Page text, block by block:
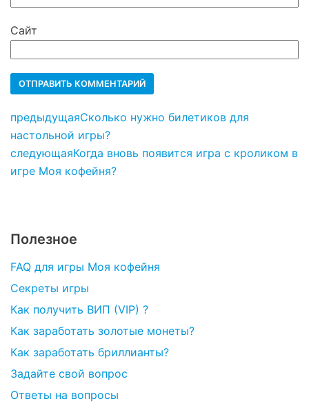
Сайт
предыдущаяСколько нужно билетиков для
настольной игры?
следующаяКогда вновь появится игра с кроликом в
игре Моя кофейня?
Полезное
FAQ для игры Моя кофейня
Секреты игры
Как получить ВИП (VIP) ?
Как заработать золотые монеты?
Как заработать бриллианты?
Задайте свой вопрос
Ответы на вопросы